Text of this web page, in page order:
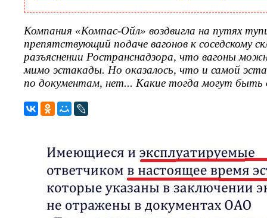
Компания «Компас-Ойл» воздвигла на путях
препятствующий подаче вагонов к соседскому
разъяснении Ространснадзора, что вагоны
мимо эстакады. Но оказалось, что и самой
по документам, нет... Какие тогда могут быть